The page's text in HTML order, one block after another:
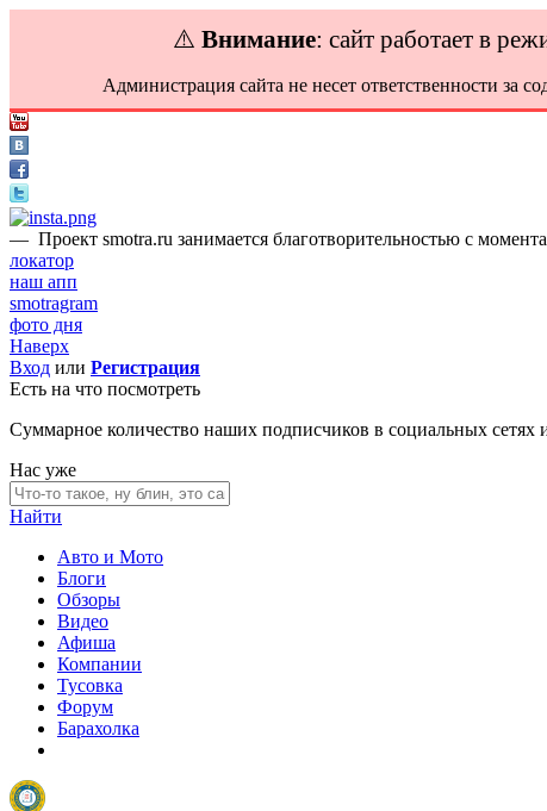
⚠️ Внимание: сайт работает в
Администрация сайта не несет ответственности за
— Проект smotra.ru занимается благотворительностью с
локатор
наш апп
smotragram
фото дня
Наверх
Вход или Регистрация
Есть на что посмотреть
Суммарное количество наших подписчиков в социальных сетях
Нас уже
Найти
Авто и Мото
Блоги
Обзоры
Видео
Афиша
Компании
Тусовка
Форум
Барахолка